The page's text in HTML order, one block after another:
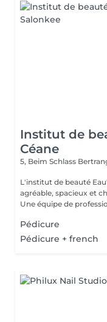
Institut de
Céane
5, Beim Schlass
L'institut de beauté
agréable, spacieux et
Une équipe de
Pédicure
Pédicure + french